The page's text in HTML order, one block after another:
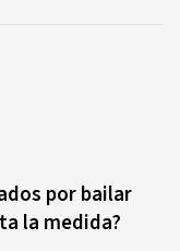
por bailar
la medida?